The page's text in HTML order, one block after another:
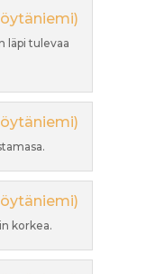
läpi tulevaa
korkea.